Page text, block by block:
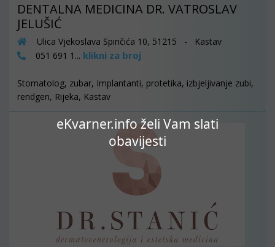
eKvarner.info želi Vam slati
obavijesti
DENTALNA MEDICINA DR. VATROSLAV
JELUŠIĆ
Ulica Vjekoslava Spinčića 10, 51215 - Kastav
051 691 1... klikni za broj
Stomatolog, zubar, Implantanti, protetika, izbjeljivanje zubi,
rendgen, Rijeka, Kastav